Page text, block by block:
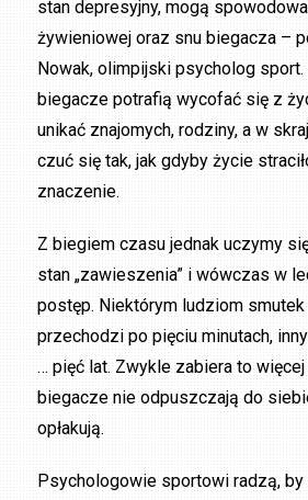
stan depresyjny, mogą
żywieniowej oraz snu biegacza –
Nowak, olimpijski psycholog
biegacze potrafią wycofać się z
unikać znajomych, rodziny, a w
czuć się tak, jak gdyby życie
znaczenie.
Z biegiem czasu jednak uczymy
stan „zawieszenia” i wówczas w
postęp. Niektórym ludziom
przechodzi po pięciu minutach,
… pięć lat. Zwykle zabiera to
biegacze nie odpuszczają do
opłakują.
Psychologowie sportowi radzą,